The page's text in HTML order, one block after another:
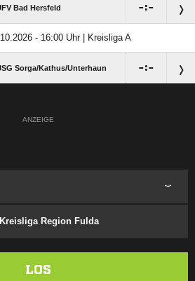
Bad Hersfeld :
- 16:00 Uhr | Kreisliga A
Sorga/​Kathus/​Unterhaun :
ANZEIGE
Region Fulda
LOS